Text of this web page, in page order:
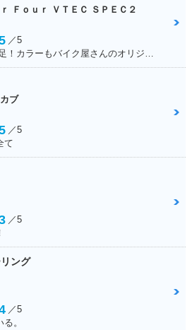
Ｆｏｕｒ ＶＴＥＣ ＳＰＥＣ２
／5
ブ
／5
て
／5
ング
／5
。